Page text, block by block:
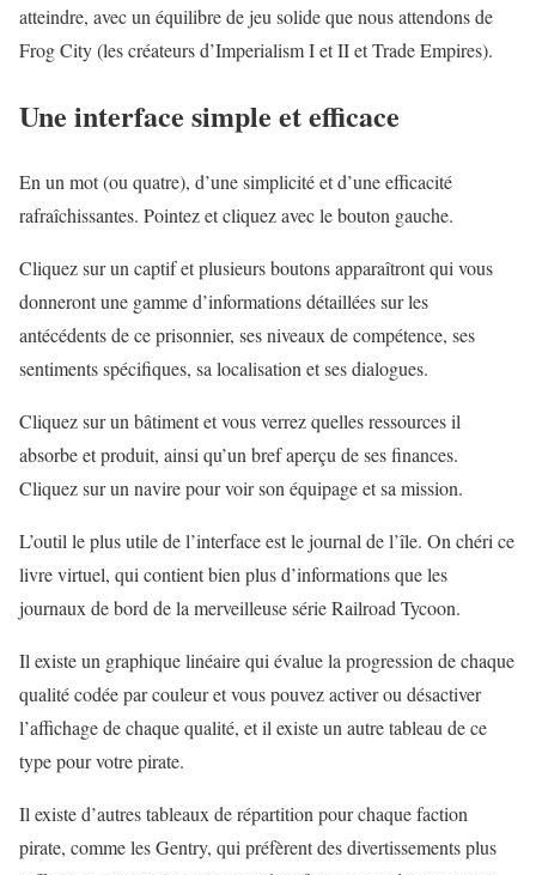
atteindre, avec un équilibre de jeu solide que nous attendons de
Frog City (les créateurs d’Imperialism I et II et Trade Empires).
Une interface simple et efficace
En un mot (ou quatre), d’une simplicité et d’une efficacité
rafraîchissantes. Pointez et cliquez avec le bouton gauche.
Cliquez sur un captif et plusieurs boutons apparaîtront qui vous
donneront une gamme d’informations détaillées sur les
antécédents de ce prisonnier, ses niveaux de compétence, ses
sentiments spécifiques, sa localisation et ses dialogues.
Cliquez sur un bâtiment et vous verrez quelles ressources il
absorbe et produit, ainsi qu’un bref aperçu de ses finances.
Cliquez sur un navire pour voir son équipage et sa mission.
L’outil le plus utile de l’interface est le journal de l’île. On chéri ce
livre virtuel, qui contient bien plus d’informations que les
journaux de bord de la merveilleuse série Railroad Tycoon.
Il existe un graphique linéaire qui évalue la progression de chaque
qualité codée par couleur et vous pouvez activer ou désactiver
l’affichage de chaque qualité, et il existe un autre tableau de ce
type pour votre pirate.
Il existe d’autres tableaux de répartition pour chaque faction
pirate, comme les Gentry, qui préfèrent des divertissements plus